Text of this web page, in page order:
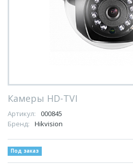
Камеры HD-TVI
Артикул:
000845
Бренд:
Hikvision
Под заказ